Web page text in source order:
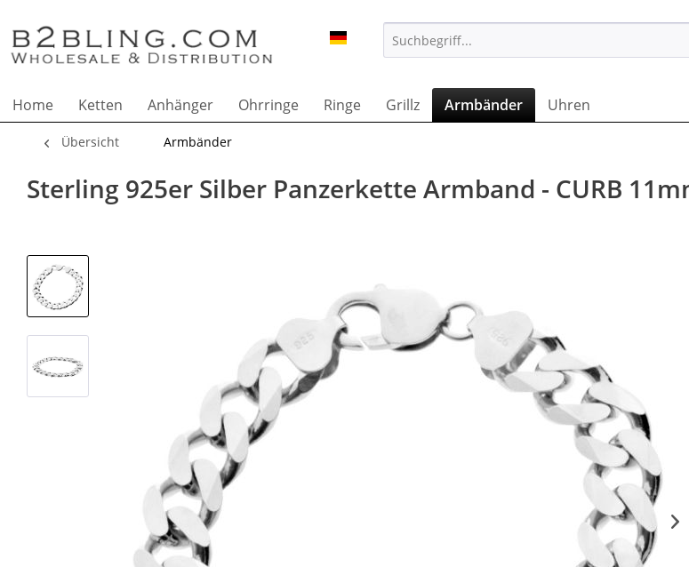
B2BLING DE
Home Ketten Anhänger Ohrringe Ringe Grillz Armbänder Uhren
Übersicht Armbänder
Sterling 925er Silber Panzerkette Armband - CURB